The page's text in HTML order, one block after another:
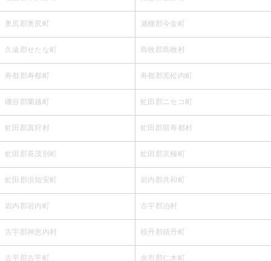
奥尻郡奥尻町 瀬棚郡今金町
久遠郡せたな町 島牧郡島牧村
寿都郡寿都町 寿都郡黒松内町
磯谷郡蘭越町 虻田郡ニセコ町
虻田郡真狩村 虻田郡留寿都村
虻田郡喜茂別町 虻田郡京極町
虻田郡倶知安町 岩内郡共和町
岩内郡岩内町 古宇郡泊村
古宇郡神恵内村 積丹郡積丹町
古平郡古平町 余市郡仁木町